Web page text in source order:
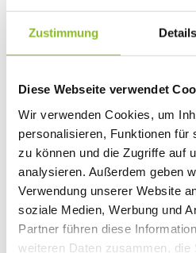
Zustimmung Details
Diese Webseite verwendet
Wir verwenden Cookies, um
personalisieren, Funktionen für
zu können und die Zugriffe auf
analysieren. Außerdem geben
Verwendung unserer Website
soziale Medien, Werbung und
Partner führen diese
weiteren Daten zusammen, die
Vereinsleben
Vereinsservice
Liste der
Veranstaltungen
Wirtschaft
Nahversorgerliste
Betriebe
Wige Frastanz
Herbstmarkt
Der Walgauer
Tourismus